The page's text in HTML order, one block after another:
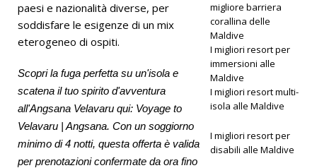
paesi e nazionalità diverse, per
soddisfare le esigenze di un mix
eterogeneo di ospiti.
Scopri la fuga perfetta su un'isola e
scatena il tuo spirito d'avventura
all'Angsana Velavaru qui: Voyage to
Velavaru | Angsana. Con un soggiorno
minimo di 4 notti, questa offerta è valida
per prenotazioni confermate da ora fino
migliore barriera
corallina delle
Maldive
I migliori resort per
immersioni alle
Maldive
I migliori resort multi-
isola alle Maldive
I migliori resort per
disabili alle Maldive